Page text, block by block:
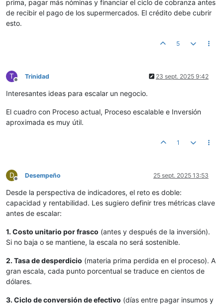
prima, pagar más nóminas y financiar el ciclo de cobranza antes
de recibir el pago de los supermercados. El crédito debe cubrir
esto.
5
T
Desconectado
Trinidad 23 sept. 2025 9:42
Interesantes ideas para escalar un negocio.
El cuadro con Proceso actual, Proceso escalable e Inversión
aproximada es muy útil.
1
D
Desconectado
Desempeño 25 sept. 2025 13:53
Desde la perspectiva de indicadores, el reto es doble:
capacidad y rentabilidad. Les sugiero definir tres métricas clave
antes de escalar:
1. Costo unitario por frasco (antes y después de la inversión).
Si no baja o se mantiene, la escala no será sostenible.
2. Tasa de desperdicio (materia prima perdida en el proceso). A
gran escala, cada punto porcentual se traduce en cientos de
dólares.
3. Ciclo de conversión de efectivo (días entre pagar insumos y